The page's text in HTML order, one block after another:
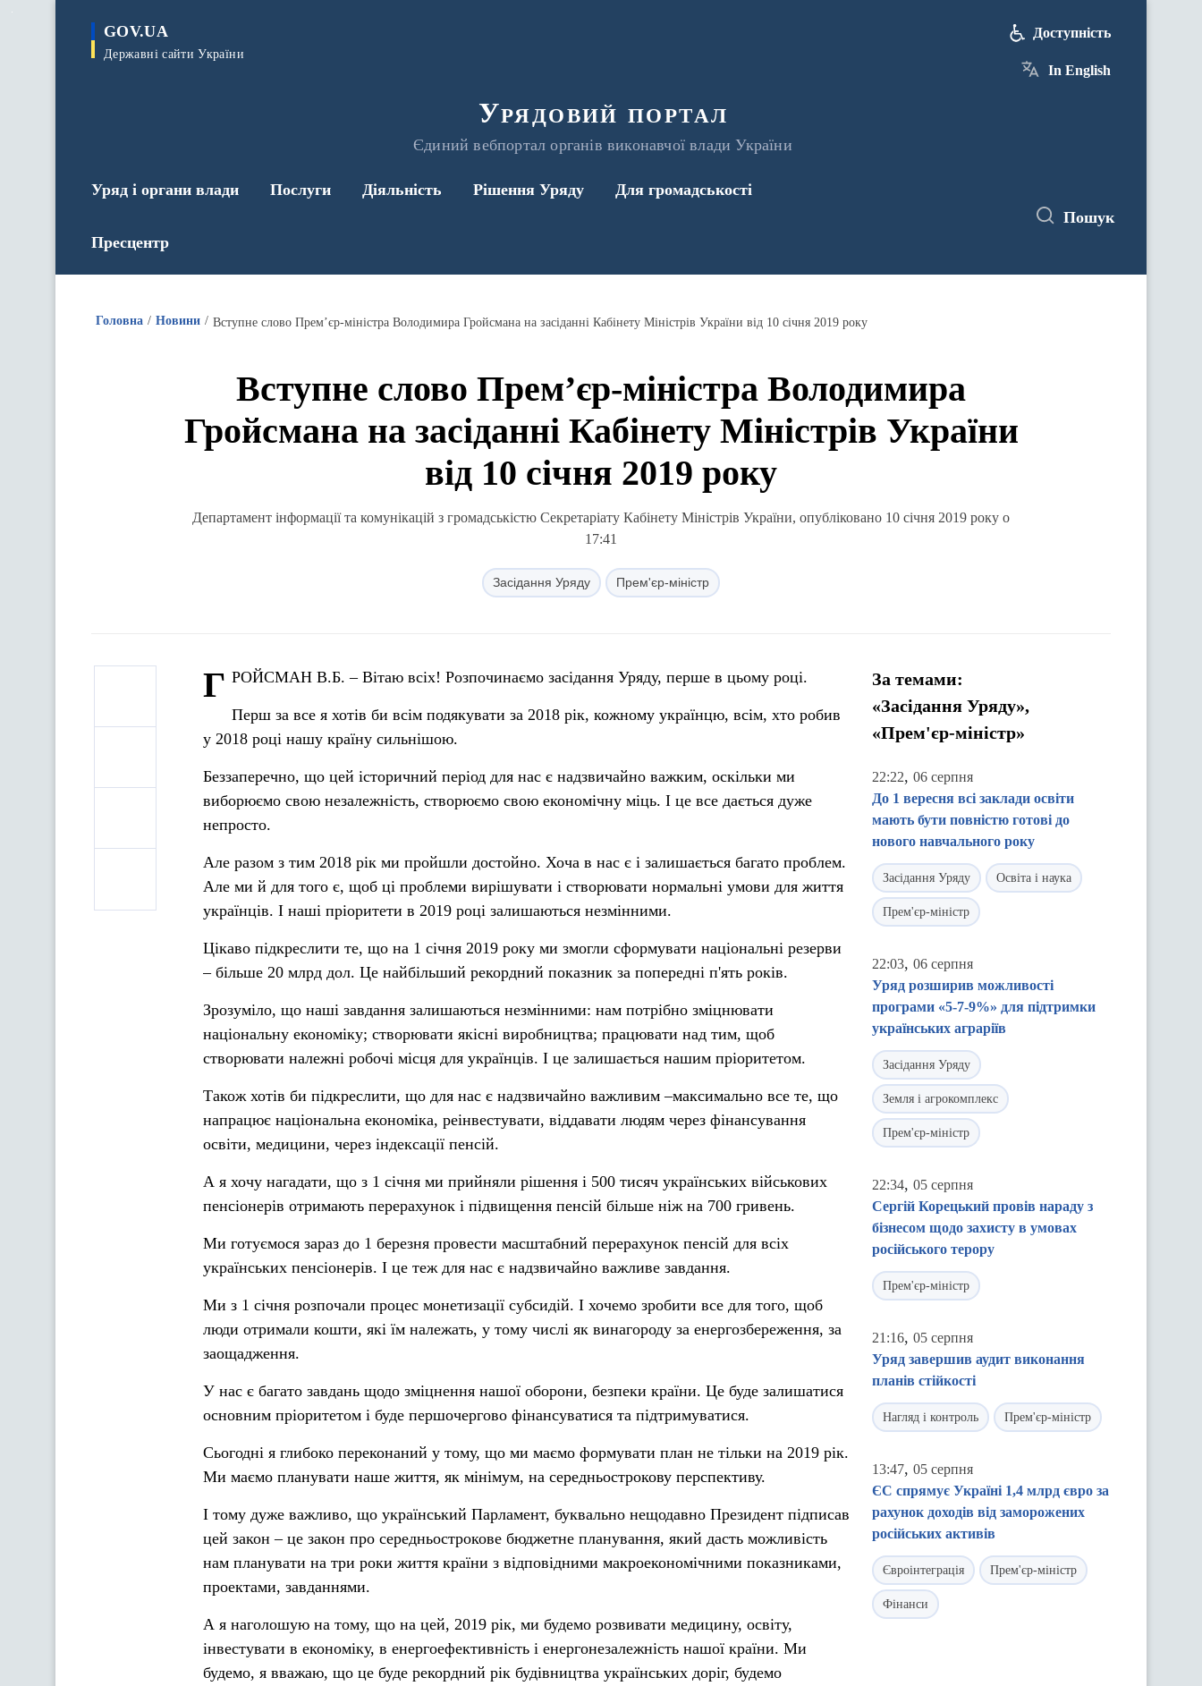
GOV.UA
Державні сайти України
Урядовий портал
Єдиний вебпортал органів виконавчої влади України
Доступність
In English
Уряд і органи влади Послуги Діяльність Рішення Уряду Для громадськості
Пресцентр
Пошук
Головна Новини Вступне слово Прем’єр-міністра Володимира Гройсмана на засіданні Кабінету Міністрів України від 10 січня 2019 року
Вступне слово Прем’єр-міністра Володимира
Гройсмана на засіданні Кабінету Міністрів України
від 10 січня 2019 року
Департамент інформації та комунікацій з громадськістю Секретаріату Кабінету Міністрів України, опубліковано 10 січня 2019 року о
17:41
Засідання Уряду Прем'єр-міністр
Г РОЙСМАН В.Б. – Вітаю всіх! Розпочинаємо засідання Уряду, перше в цьому році.
Перш за все я хотів би всім подякувати за 2018 рік, кожному українцю, всім, хто робив
у 2018 році нашу країну сильнішою.
Беззаперечно, що цей історичний період для нас є надзвичайно важким, оскільки ми
виборюємо свою незалежність, створюємо свою економічну міць. І це все дається дуже
непросто.
Але разом з тим 2018 рік ми пройшли достойно. Хоча в нас є і залишається багато проблем.
Але ми й для того є, щоб ці проблеми вирішувати і створювати нормальні умови для життя
українців. І наші пріоритети в 2019 році залишаються незмінними.
Цікаво підкреслити те, що на 1 січня 2019 року ми змогли сформувати національні резерви
– більше 20 млрд дол. Це найбільший рекордний показник за попередні п'ять років.
Зрозуміло, що наші завдання залишаються незмінними: нам потрібно зміцнювати
національну економіку; створювати якісні виробництва; працювати над тим, щоб
створювати належні робочі місця для українців. І це залишається нашим пріоритетом.
Також хотів би підкреслити, що для нас є надзвичайно важливим –максимально все те, що
напрацює національна економіка, реінвестувати, віддавати людям через фінансування
освіти, медицини, через індексації пенсій.
А я хочу нагадати, що з 1 січня ми прийняли рішення і 500 тисяч українських військових
пенсіонерів отримають перерахунок і підвищення пенсій більше ніж на 700 гривень.
Ми готуємося зараз до 1 березня провести масштабний перерахунок пенсій для всіх
українських пенсіонерів. І це теж для нас є надзвичайно важливе завдання.
Ми з 1 січня розпочали процес монетизації субсидій. І хочемо зробити все для того, щоб
люди отримали кошти, які їм належать, у тому числі як винагороду за енергозбереження, за
заощадження.
У нас є багато завдань щодо зміцнення нашої оборони, безпеки країни. Це буде залишатися
основним пріоритетом і буде першочергово фінансуватися та підтримуватися.
Сьогодні я глибоко переконаний у тому, що ми маємо формувати план не тільки на 2019 рік.
Ми маємо планувати наше життя, як мінімум, на середньострокову перспективу.
І тому дуже важливо, що український Парламент, буквально нещодавно Президент підписав
цей закон – це закон про середньострокове бюджетне планування, який дасть можливість
нам планувати на три роки життя країни з відповідними макроекономічними показниками,
проектами, завданнями.
А я наголошую на тому, що на цей, 2019 рік, ми будемо розвивати медицину, освіту,
інвестувати в економіку, в енергоефективність і енергонезалежність нашої країни. Ми
будемо, я вважаю, що це буде рекордний рік будівництва українських доріг, будемо
За темами:
«Засідання Уряду»,
«Прем'єр-міністр»
22:22, 06 серпня
До 1 вересня всі заклади освіти
мають бути повністю готові до
нового навчального року
Засідання Уряду Освіта і наука
Прем'єр-міністр
22:03, 06 серпня
Уряд розширив можливості
програми «5-7-9%» для підтримки
українських аграріїв
Засідання Уряду
Земля і агрокомплекс
Прем'єр-міністр
22:34, 05 серпня
Сергій Корецький провів нараду з
бізнесом щодо захисту в умовах
російського терору
Прем'єр-міністр
21:16, 05 серпня
Уряд завершив аудит виконання
планів стійкості
Нагляд і контроль Прем'єр-міністр
13:47, 05 серпня
ЄС спрямує Україні 1,4 млрд євро за
рахунок доходів від заморожених
російських активів
Євроінтеграція Прем'єр-міністр
Фінанси